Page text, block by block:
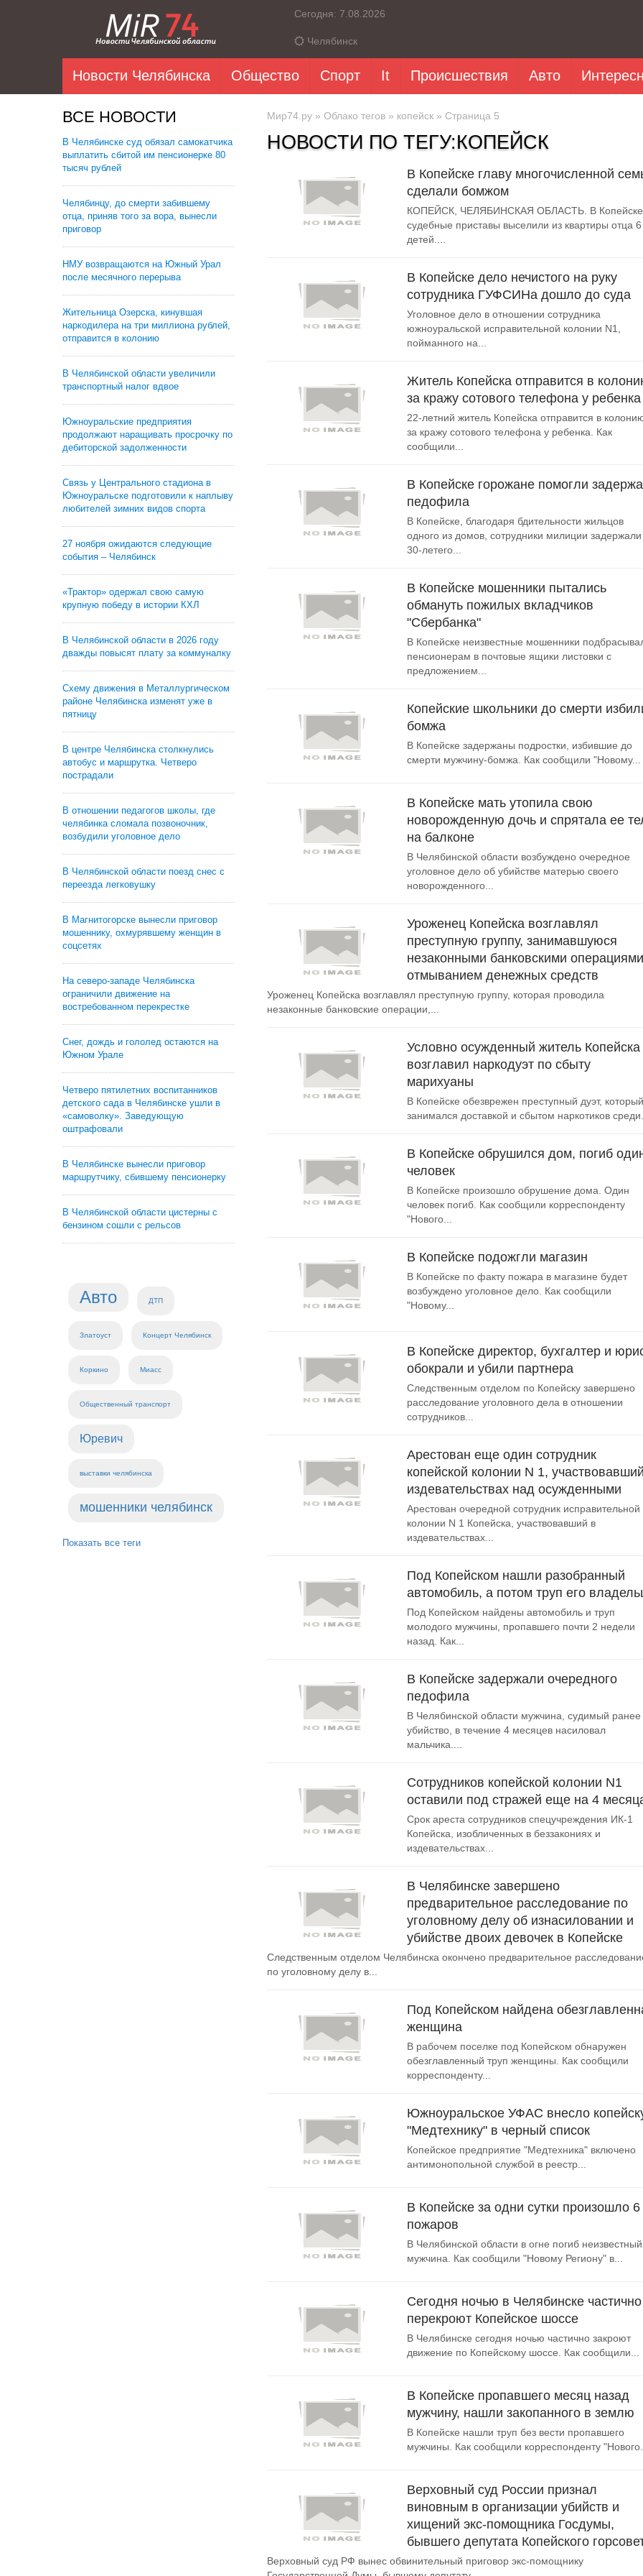
Сегодня: 7.08.2026
Челябинск
Новости Челябинска Общество Спорт It Происшествия Авто
ВСЕ НОВОСТИ
В Челябинске суд обязал самокатчика
выплатить сбитой им пенсионерке 80
тысяч рублей
Челябинцу, до смерти забившему
отца, приняв того за вора, вынесли
приговор
НМУ возвращаются на Южный Урал
после месячного перерыва
Жительница Озерска, кинувшая
наркодилера на три миллиона рублей,
отправится в колонию
В Челябинской области увеличили
транспортный налог вдвое
Южноуральские предприятия
продолжают наращивать просрочку по
дебиторской задолженности
Связь у Центрального стадиона в
Южноуральске подготовили к наплыву
любителей зимних видов спорта
27 ноября ожидаются следующие
события – Челябинск
«Трактор» одержал свою самую
крупную победу в истории КХЛ
В Челябинской области в 2026 году
дважды повысят плату за коммуналку
Схему движения в Металлургическом
районе Челябинска изменят уже в
пятницу
В центре Челябинска столкнулись
автобус и маршрутка. Четверо
пострадали
В отношении педагогов школы, где
челябинка сломала позвоночник,
возбудили уголовное дело
В Челябинской области поезд снес с
переезда легковушку
В Магнитогорске вынесли приговор
мошеннику, охмурявшему женщин в
соцсетях
На северо-западе Челябинска
ограничили движение на
востребованном перекрестке
Снег, дождь и гололед остаются на
Южном Урале
Четверо пятилетних воспитанников
детского сада в Челябинске ушли в
«самоволку». Заведующую
оштрафовали
В Челябинске вынесли приговор
маршрутчику, сбившему пенсионерку
В Челябинской области цистерны с
бензином сошли с рельсов
Авто ДТП
Златоуст Концерт Челябинск
Коркино Миасс
Общественный транспорт
Юревич
выставки челябинска
мошенники челябинск
Показать все теги
Мир74.ру » Облако тегов » копейск » Страница 5
НОВОСТИ ПО ТЕГУ:КОПЕЙСК
В Копейске главу многочисленной
сделали бомжом
КОПЕЙСК, ЧЕЛЯБИНСКАЯ ОБЛАСТЬ. В Копейске
судебные приставы выселили из квартиры отца 6
детей....
В Копейске дело нечистого на руку
сотрудника ГУФСИНа дошло до суда
Уголовное дело в отношении сотрудника
южноуральской исправительной колонии N1,
пойманного на...
Житель Копейска отправится в
за кражу сотового телефона у ребенка
22-летний житель Копейска отправится в
за кражу сотового телефона у ребенка. Как
сообщили...
В Копейске горожане помогли
педофила
В Копейске, благодаря бдительности жильцов
одного из домов, сотрудники милиции задержали
30-летего...
В Копейске мошенники пытались
обмануть пожилых вкладчиков
"Сбербанка"
В Копейске неизвестные мошенники
пенсионерам в почтовые ящики листовки с
предложением...
Копейские школьники до смерти
бомжа
В Копейске задержаны подростки, избившие до
смерти мужчину-бомжа. Как сообщили "Новому...
В Копейске мать утопила свою
новорожденную дочь и спрятала ее
на балконе
В Челябинской области возбуждено очередное
уголовное дело об убийстве матерью своего
новорожденного...
Уроженец Копейска возглавлял
преступную группу, занимавшуюся
незаконными банковскими
отмыванием денежных средств
Уроженец Копейска возглавлял преступную группу, которая проводила
незаконные банковские операции,...
Условно осужденный житель Копейска
возглавил наркодуэт по сбыту
марихуаны
В Копейске обезврежен преступный дуэт, который
занимался доставкой и сбытом наркотиков
В Копейске обрушился дом, погиб
человек
В Копейске произошло обрушение дома. Один
человек погиб. Как сообщили корреспонденту
"Нового...
В Копейске подожгли магазин
В Копейске по факту пожара в магазине будет
возбуждено уголовное дело. Как сообщили
"Новому...
В Копейске директор, бухгалтер и
обокрали и убили партнера
Следственным отделом по Копейску завершено
расследование уголовного дела в отношении
сотрудников...
Арестован еще один сотрудник
копейской колонии N 1,
издевательствах над осужденными
Арестован очередной сотрудник исправительной
колонии N 1 Копейска, участвовавший в
издевательствах...
Под Копейском нашли разобранный
автомобиль, а потом труп его
Под Копейском найдены автомобиль и труп
молодого мужчины, пропавшего почти 2 недели
назад. Как...
В Копейске задержали очередного
педофила
В Челябинской области мужчина, судимый ранее
убийство, в течение 4 месяцев насиловал
мальчика....
Сотрудников копейской колонии N1
оставили под стражей еще на 4
Срок ареста сотрудников спецучреждения ИК-1
Копейска, изобличенных в беззакониях и
издевательствах...
В Челябинске завершено
предварительное расследование по
уголовному делу об изнасиловании и
убийстве двоих девочек в Копейске
Следственным отделом Челябинска окончено предварительное
по уголовному делу в...
Под Копейском найдена
женщина
В рабочем поселке под Копейском обнаружен
обезглавленный труп женщины. Как сообщили
корреспонденту...
Южноуральское УФАС внесло
"Медтехнику" в черный список
Копейское предприятие "Медтехника" включено
антимонопольной службой в реестр...
В Копейске за одни сутки произошло 6
пожаров
В Челябинской области в огне погиб неизвестный
мужчина. Как сообщили "Новому Региону" в...
Сегодня ночью в Челябинске частично
перекроют Копейское шоссе
В Челябинске сегодня ночью частично закроют
движение по Копейскому шоссе. Как сообщили...
В Копейске пропавшего месяц назад
мужчину, нашли закопанного в землю
В Копейске нашли труп без вести пропавшего
мужчины. Как сообщили корреспонденту
Верховный суд России признал
виновным в организации убийств и
хищений экс-помощника Госдумы,
бывшего депутата Копейского
Верховный суд РФ вынес обвинительный приговор экс-помощнику